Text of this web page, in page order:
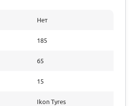
Нет
185
65
15
Ikon Tyres